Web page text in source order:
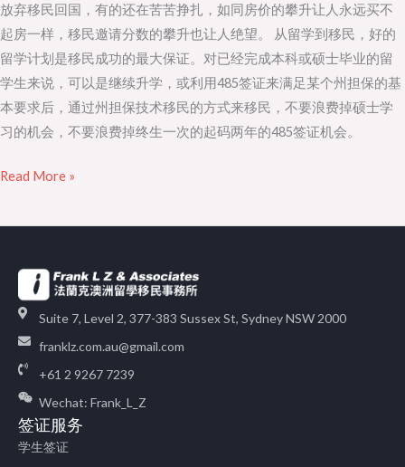
放弃移民回国，有的还在苦苦挣扎，如同房价的攀升让人永远买不
起房一样，移民邀请分数的攀升也让人绝望。 从留学到移民，好的
留学计划是移民成功的最大保证。对已经完成本科或硕士毕业的留
学生来说，可以是继续升学，或利用485签证来满足某个州担保的基
本要求后，通过州担保技术移民的方式来移民，不要浪费掉硕士学
习的机会，不要浪费掉终生一次的起码两年的485签证机会。
Read More »
Suite 7, Level 2, 377-383 Sussex St, Sydney NSW 2000
franklz.com.au@gmail.com
+61 2 9267 7239
Wechat: Frank_L_Z
签证服务
学生签证